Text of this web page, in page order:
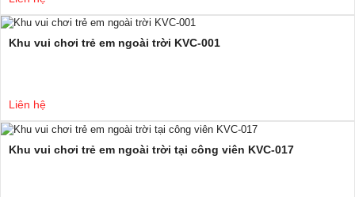
Khu vui chơi trẻ em ngoài trời KVC-001
Liên hệ
Khu vui chơi trẻ em ngoài trời tại công viên KVC-017